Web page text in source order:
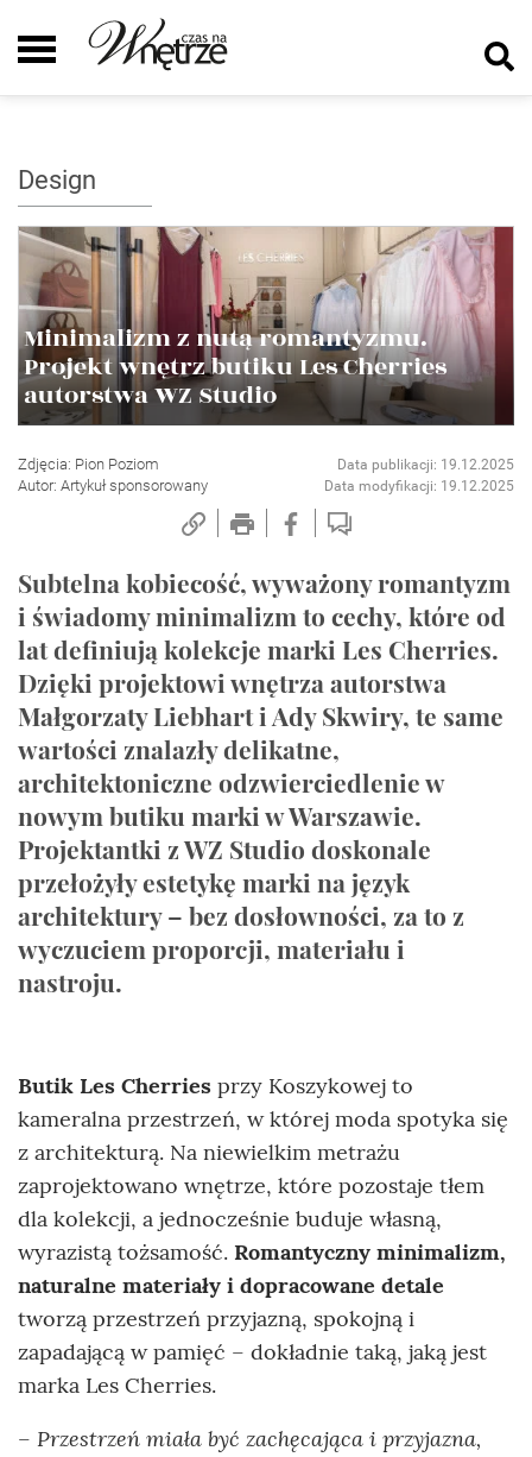
Design
Minimalizm z nutą romantyzmu.
Projekt wnętrz butiku Les Cherries
autorstwa WZ Studio
Zdjęcia: Pion Poziom
Autor: Artykuł sponsorowany
Data publikacji: 19.12.2025
Data modyfikacji: 19.12.2025
Subtelna kobiecość, wyważony romantyzm
i świadomy minimalizm to cechy, które od
lat definiują kolekcje marki Les Cherries.
Dzięki projektowi wnętrza autorstwa
Małgorzaty Liebhart i Ady Skwiry, te same
wartości znalazły delikatne,
architektoniczne odzwierciedlenie w
nowym butiku marki w Warszawie.
Projektantki z WZ Studio doskonale
przełożyły estetykę marki na język
architektury – bez dosłowności, za to z
wyczuciem proporcji, materiału i
nastroju.
Butik Les Cherries przy Koszykowej to
kameralna przestrzeń, w której moda spotyka się
z architekturą. Na niewielkim metrażu
zaprojektowano wnętrze, które pozostaje tłem
dla kolekcji, a jednocześnie buduje własną,
wyrazistą tożsamość. Romantyczny minimalizm,
naturalne materiały i dopracowane detale
tworzą przestrzeń przyjazną, spokojną i
zapadającą w pamięć – dokładnie taką, jaką jest
marka Les Cherries.
– Przestrzeń miała być zachęcająca i przyjazna,